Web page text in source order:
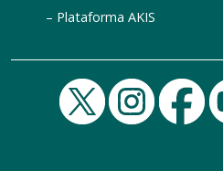
Plataforma AKIS